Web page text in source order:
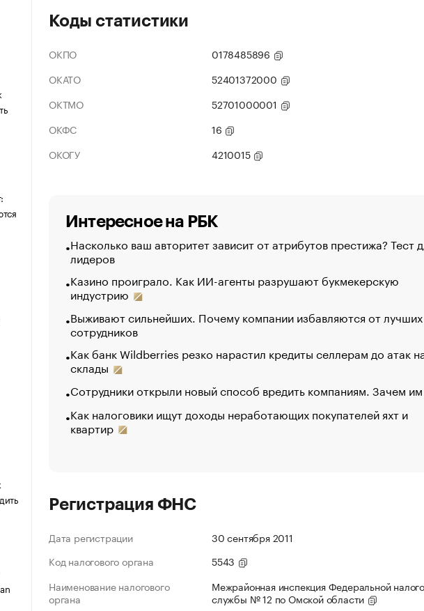
Коды статистики
ОКПО
0178485896
ОКАТО
52401372000
ОКТМО
52701000001
ОКФС
16
ОКОГУ
4210015
Интересное на РБК
Насколько ваш авторитет зависит от атрибутов престижа? Тест
лидеров
Казино проиграло. Как ИИ-агенты разрушают букмекерскую
индустрию
Выживают сильнейших. Почему компании избавляются от лучших
сотрудников
Как банк Wildberries резко нарастил кредиты селлерам до атак
склады
Сотрудники открыли новый способ вредить компаниям. Зачем
Как налоговики ищут доходы неработающих покупателей яхт и
квартир
Регистрация ФНС
Дата регистрации
30 сентября 2011
Код налогового органа
5543
Наименование налогового
органа
Межрайонная инспекция Федеральной
службы № 12 по Омской области